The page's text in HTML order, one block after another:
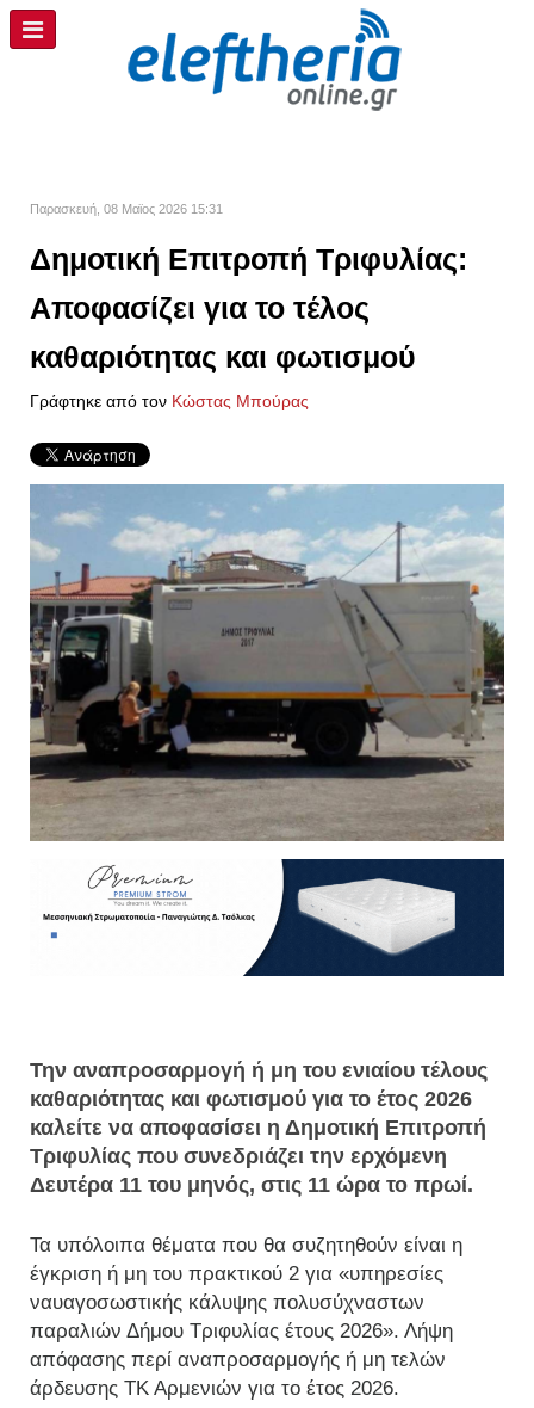
Παρασκευή, 08 Μαϊος 2026 15:31
Δημοτική Επιτροπή Τριφυλίας:
Αποφασίζει για το τέλος
καθαριότητας και φωτισμού
Γράφτηκε από τον Kώστας Μπούρας
Την αναπροσαρμογή ή μη του ενιαίου τέλους
καθαριότητας και φωτισμού για το έτος 2026
καλείτε να αποφασίσει η Δημοτική Επιτροπή
Τριφυλίας που συνεδριάζει την ερχόμενη
Δευτέρα 11 του μηνός, στις 11 ώρα το πρωί.
Τα υπόλοιπα θέματα που θα συζητηθούν είναι η
έγκριση ή μη του πρακτικού 2 για «υπηρεσίες
ναυαγοσωστικής κάλυψης πολυσύχναστων
παραλιών Δήμου Τριφυλίας έτους 2026». Λήψη
απόφασης περί αναπροσαρμογής ή μη τελών
άρδευσης ΤΚ Αρμενιών για το έτος 2026.